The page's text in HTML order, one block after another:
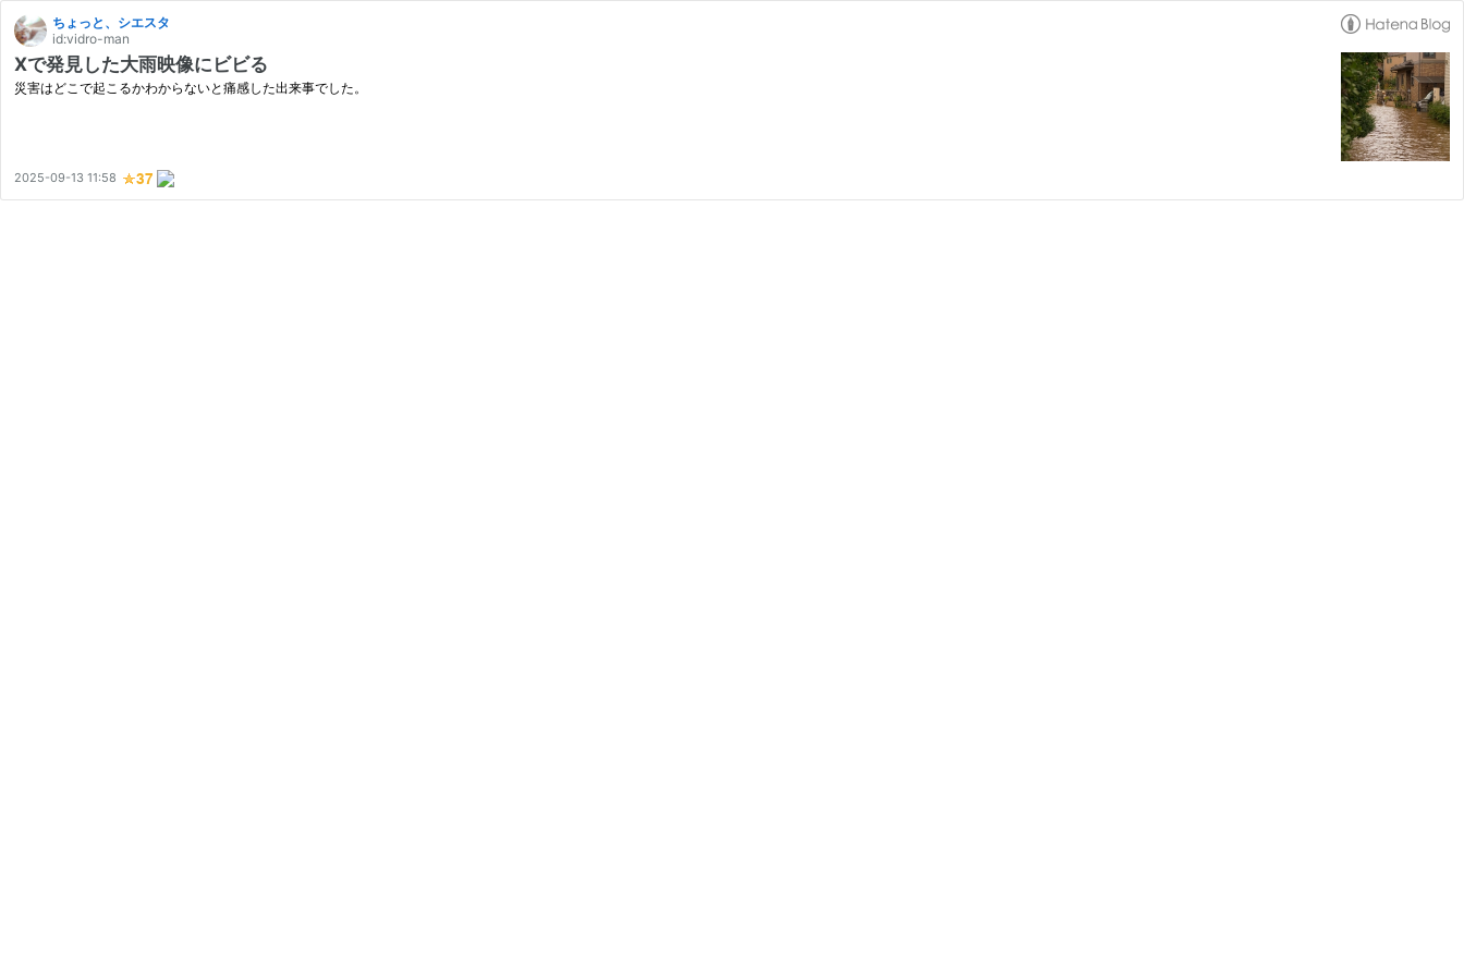
ちょっと、シエスタ
id:vidro-man
Ⅹで発見した大雨映像にビビる
災害はどこで起こるかわからないと痛感した出来事でした。
2025-09-13 11:58